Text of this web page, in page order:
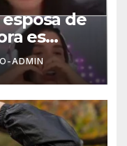
de
es
ADMIN